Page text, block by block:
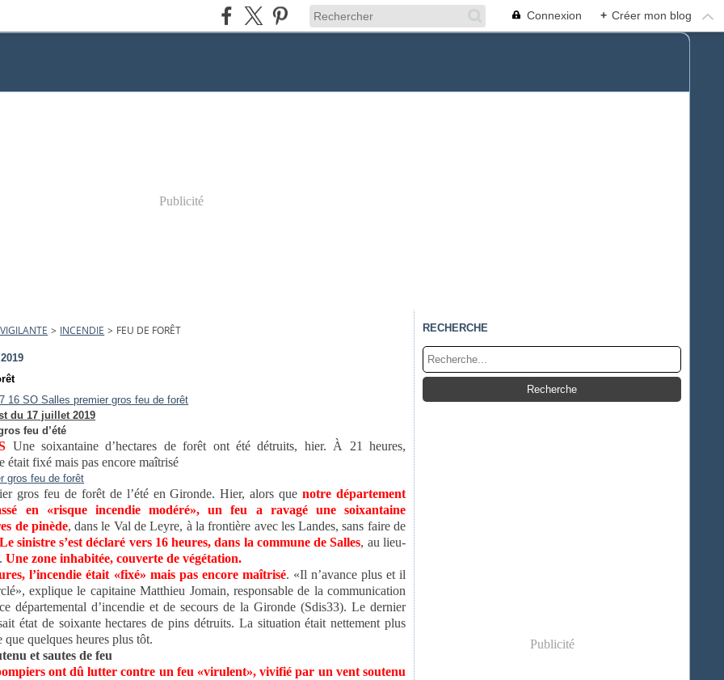
Connexion + Créer mon blog
Publicité
> INCENDIE > FEU DE FORÊT
du 17 juillet 2019
feu d’été
Une soixantaine d’hectares de forêt ont été détruits, hier. À 21 heures,
était fixé mais pas encore maîtrisé
gros feu de forêt de l’été en Gironde. Hier, alors quenotre département
en «risque incendie modéré», un feu a ravagé une soixantaine
de pinède, dans le Val de Leyre, à la frontière avec les Landes, sans faire de
Le sinistre s’est déclaré vers 16 heures, dans la commune de Salles, au lieu-
Une zone inhabitée, couverte de végétation.
l’incendie était «fixé» mais pas encore maîtrisé. «Il n’avance plus et il
explique le capitaine Matthieu Jomain, responsable de la communication
départemental d’incendie et de secours de la Gironde (Sdis33). Le dernier
état de soixante hectares de pins détruits. La situation était nettement plus
que quelques heures plus tôt.
et sautes de feu
ont dû lutter contre un feu «virulent», vivifié par un vent soutenu
RECHERCHE
Publicité